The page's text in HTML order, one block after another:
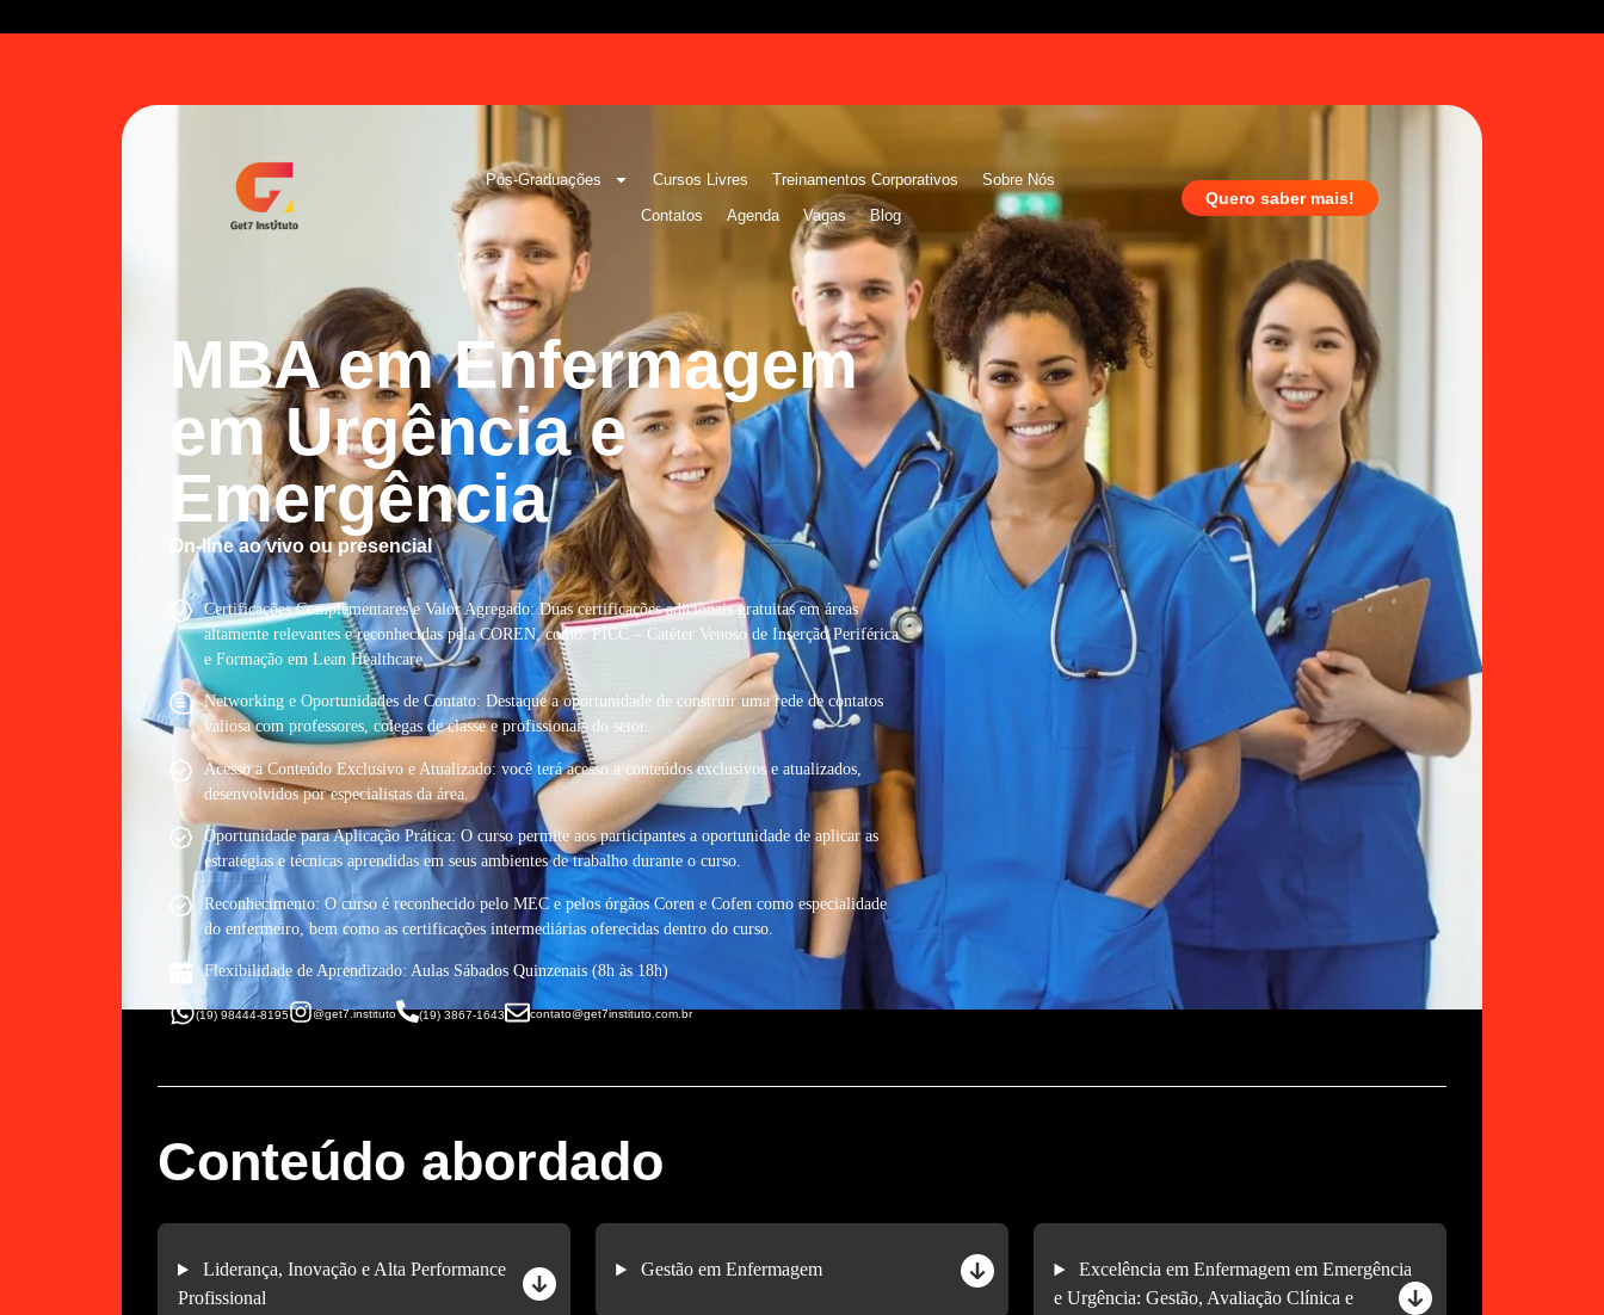
Pós-Graduações Cursos Livres Treinamentos Corporativos
Sobre Nós
Contatos
Agenda Vagas Blog
Quero saber mais!
MBA em Enfermagem
em Urgência e
Emergência
On-line ao vivo ou presencial
Certificações Complementares e Valor Agregado: Duas certificações adicionais gratuitas em áreas
altamente relevantes e reconhecidas pela COREN, como: PICC – Catéter Venoso de Inserção Periférica
e Formação em Lean Healthcare.
Networking e Oportunidades de Contato: Destaque a oportunidade de construir uma rede de contatos
valiosa com professores, colegas de classe e profissionais do setor.
Acesso a Conteúdo Exclusivo e Atualizado: você terá acesso a conteúdos exclusivos e atualizados,
desenvolvidos por especialistas da área.
Oportunidade para Aplicação Prática: O curso permite aos participantes a oportunidade de aplicar as
estratégias e técnicas aprendidas em seus ambientes de trabalho durante o curso.
Reconhecimento: O curso é reconhecido pelo MEC e pelos órgãos Coren e Cofen como especialidade
do enfermeiro, bem como as certificações intermediárias oferecidas dentro do curso.
Flexibilidade de Aprendizado: Aulas Sábados Quinzenais (8h às 18h)
(19) 98444-8195 @get7.instituto (19) 3867-1643 contato@get7instituto.com.br
Conteúdo abordado
Liderança, Inovação e Alta Performance
Profissional
Gestão em Enfermagem
Excelência em Enfermagem em Emergência
e Urgência: Gestão, Avaliação Clínica e